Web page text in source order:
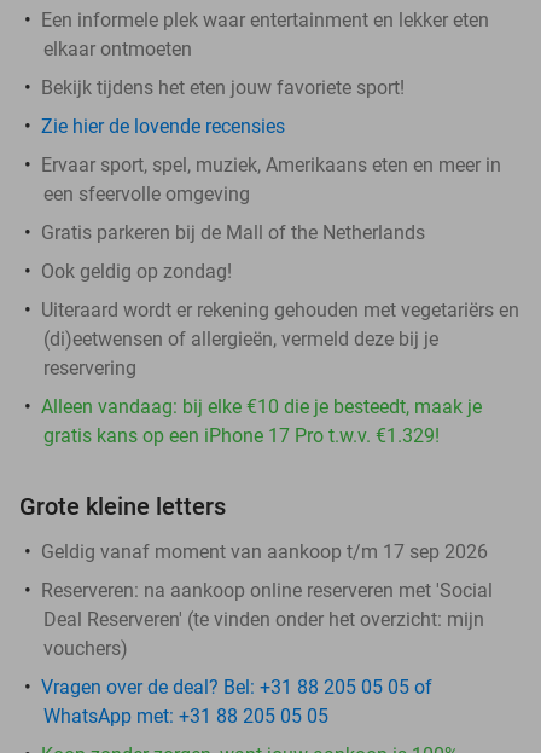
Een informele plek waar entertainment en lekker eten
elkaar ontmoeten
Bekijk tijdens het eten jouw favoriete sport!
Zie hier de lovende recensies
Ervaar sport, spel, muziek, Amerikaans eten en meer in
een sfeervolle omgeving
Gratis parkeren bij de Mall of the Netherlands
Ook geldig op zondag!
Uiteraard wordt er rekening gehouden met vegetariërs en
(di)eetwensen of allergieën, vermeld deze bij je
reservering
Alleen vandaag: bij elke €10 die je besteedt, maak je
gratis kans op een iPhone 17 Pro t.w.v. €1.329!
Grote kleine letters
Geldig vanaf moment van aankoop t/m 17 sep 2026
Reserveren: na aankoop online reserveren met 'Social
Deal Reserveren' (te vinden onder het overzicht: mijn
vouchers)
Vragen over de deal? Bel: +31 88 205 05 05 of
WhatsApp met: +31 88 205 05 05